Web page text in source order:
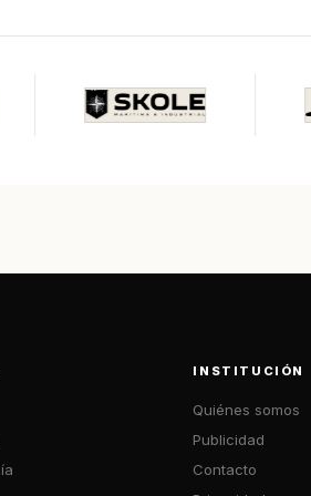
INSTITUCIÓN
Quiénes somos
Publicidad
Contacto